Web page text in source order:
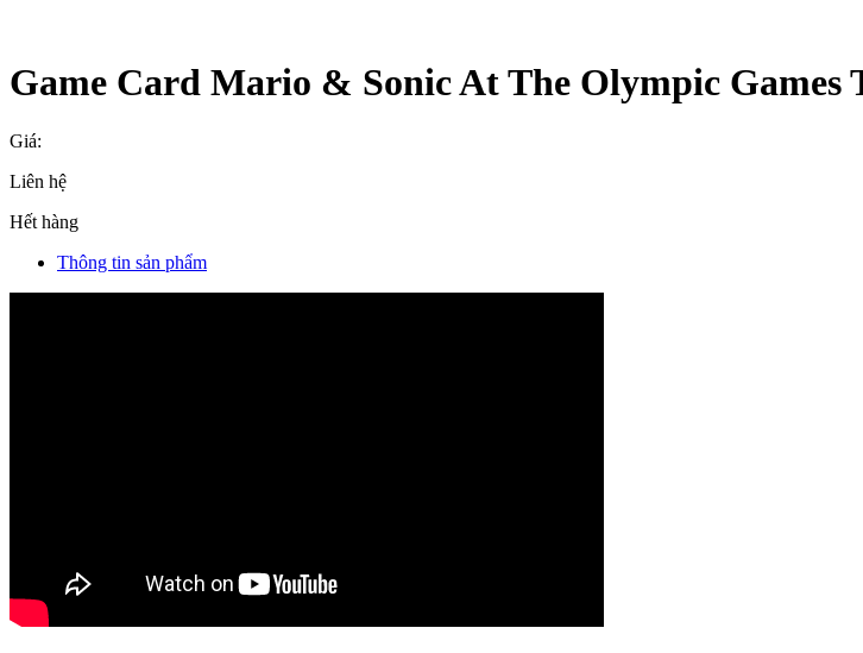
Game Card Mario & Sonic At The Olympic Games
Giá:
Liên hệ
Hết hàng
Thông tin sản phẩm